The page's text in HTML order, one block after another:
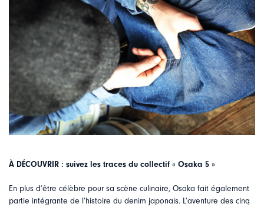
À DÉCOUVRIR : suivez les traces du collectif « Osaka 5 »
En plus d’être célèbre pour sa scène culinaire, Osaka fait également
partie intégrante de l’histoire du denim japonais. L’aventure des cinq